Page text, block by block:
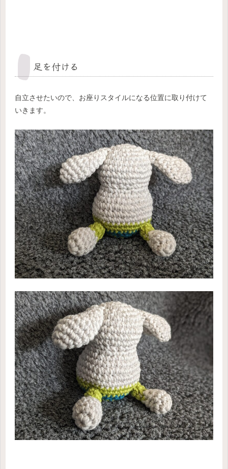
足を付ける
自立させたいので、お座りスタイルになる位置に取り付けて
いきます。